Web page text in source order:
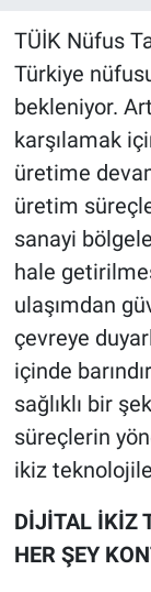
TÜİK Nüfus
Türkiye
bekleniyor.
karşılamak
üretime
üretim
sanayi
hale
ulaşımdan
çevreye
içinde
sağlıklı bir
süreçlerin
ikiz
DİJİTAL İKİZ
HER ŞEY